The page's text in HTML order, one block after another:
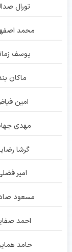
تورال
محمد
یوسف
ماکان
امین
مهدی
گرشا
امیر
مسعود
احمد
حامد